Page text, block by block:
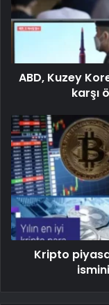
ABD, Kuzey
karşı
Kripto